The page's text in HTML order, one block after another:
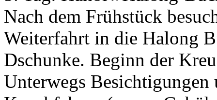
Nach dem Frühstück
Weiterfahrt in die Halong
Dschunke. Beginn der
Unterwegs